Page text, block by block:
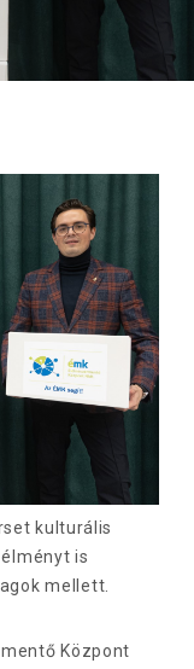
kulturális
is
mellett.
Központ